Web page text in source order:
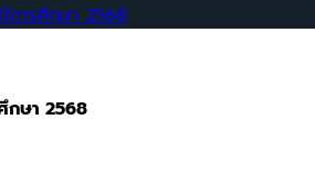
การศึกษา 2568
กษา 2568